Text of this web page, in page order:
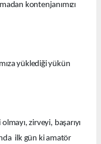
kontenjanımızı
yüklediği yükün
zirveyi, başarıyı
ilk gün ki amatör